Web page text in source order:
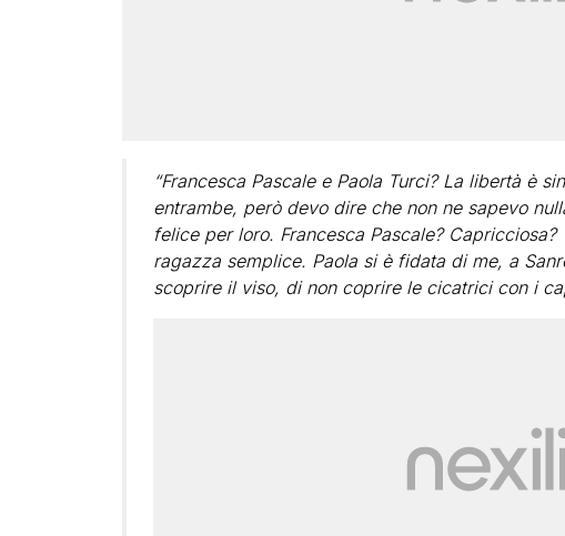
“Francesca Pascale e Paola Turci? La libertà è
entrambe, però devo dire che non ne sapevo
felice per loro. Francesca Pascale? Capricciosa?
ragazza semplice. Paola si è fidata di me, a
scoprire il viso, di non coprire le cicatrici con i